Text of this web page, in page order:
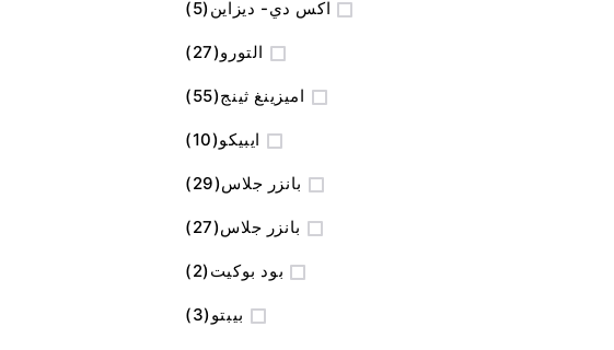
اكس دي- ديزاين 5
المنتج
التورو 27
المنتج
اميزينغ ثينج 55
المنتج
ايبيكو 10
المنتج
بانزر جلاس 29
المنتج
بانزر جلاس 27
المنتج
بود بوكيت 2
المنتج
بيبتو 3
المنتج